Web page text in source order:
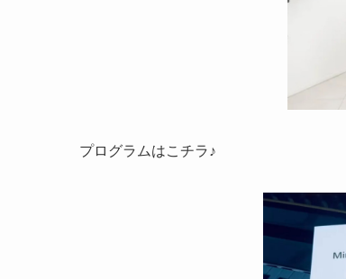
プログラムはこチラ♪